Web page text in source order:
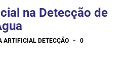
na Detecção de
ARTIFICIAL DETECÇÃO -
0